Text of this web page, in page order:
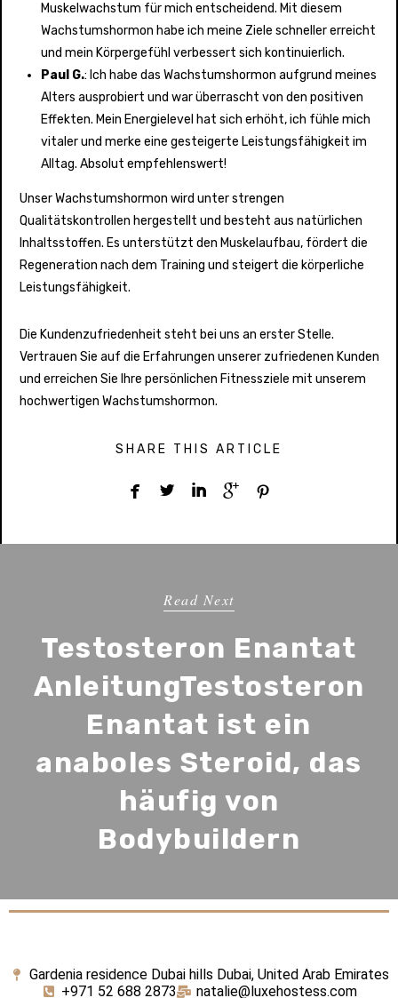
Muskelwachstum für mich entscheidend. Mit diesem
Wachstumshormon habe ich meine Ziele schneller erreicht
und mein Körpergefühl verbessert sich kontinuierlich.
Paul G.: Ich habe das Wachstumshormon aufgrund meines
Alters ausprobiert und war überrascht von den positiven
Effekten. Mein Energielevel hat sich erhöht, ich fühle mich
vitaler und merke eine gesteigerte Leistungsfähigkeit im
Alltag. Absolut empfehlenswert!
Unser Wachstumshormon wird unter strengen
Qualitätskontrollen hergestellt und besteht aus natürlichen
Inhaltsstoffen. Es unterstützt den Muskelaufbau, fördert die
Regeneration nach dem Training und steigert die körperliche
Leistungsfähigkeit.
Die Kundenzufriedenheit steht bei uns an erster Stelle.
Vertrauen Sie auf die Erfahrungen unserer zufriedenen Kunden
und erreichen Sie Ihre persönlichen Fitnessziele mit unserem
hochwertigen Wachstumshormon.
SHARE THIS ARTICLE
    
Read Next
Testosteron Enantat
AnleitungTestosteron
Enantat ist ein
anaboles Steroid, das
häufig von
Bodybuildern
Gardenia residence Dubai hills Dubai, United Arab Emirates
+971 52 688 2873
natalie@luxehostess.com